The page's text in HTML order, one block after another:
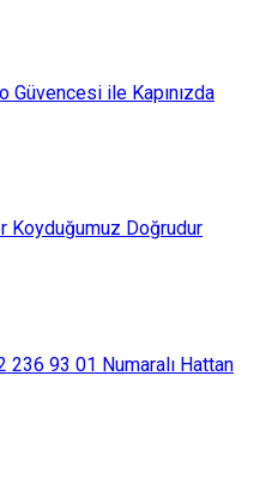
Güvencesi ile Kapınızda
Koyduğumuz Doğrudur
93 01 Numaralı Hattan